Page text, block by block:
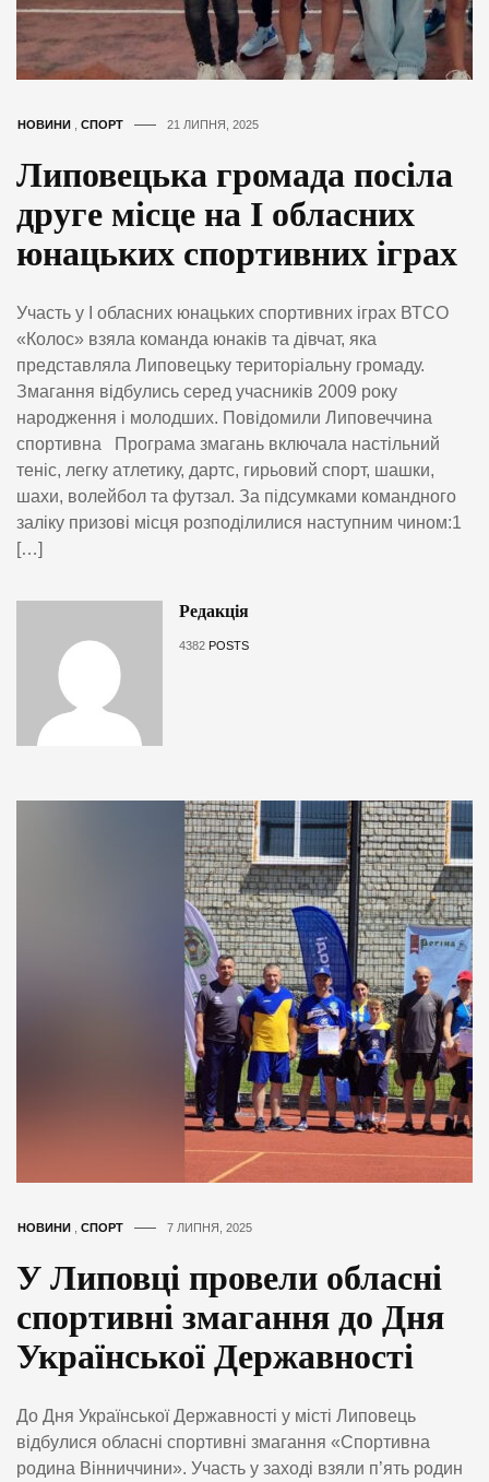
НОВИНИ СПОРТ 21 ЛИПНЯ, 2025
Липовецька громада посіла
друге місце на І обласних
юнацьких спортивних іграх
Участь у І обласних юнацьких спортивних іграх ВТСО
«Колос» взяла команда юнаків та дівчат, яка
представляла Липовецьку територіальну громаду.
Змагання відбулись серед учасників 2009 року
народження і молодших. Повідомили Липовеччина
спортивна Програма змагань включала настільний
теніс, легку атлетику, дартс, гирьовий спорт, шашки,
шахи, волейбол та футзал. За підсумками командного
заліку призові місця розподілилися наступним чином:1
[…]
Редакція
4382 POSTS
НОВИНИ , СПОРТ 7 ЛИПНЯ, 2025
У Липовці провели обласні
спортивні змагання до Дня
Української Державності
До Дня Української Державності у місті Липовець
відбулися обласні спортивні змагання «Спортивна
родина Вінниччини». Участь у заході взяли п’ять родин